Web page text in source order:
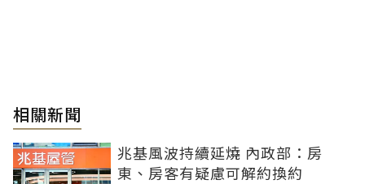
相關新聞
兆基風波持續延燒 內政部：房
東、房客有疑慮可解約換約